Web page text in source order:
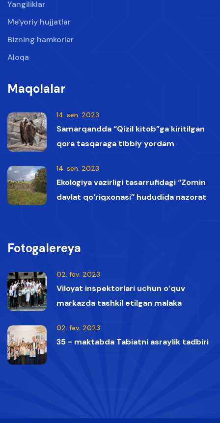
Yangiliklar
Me'yoriy hujjatlar
Bizning hamkorlar
Aloqa
Maqolalar
14. sen. 2023
Samarqandda “Qizil kitob”ga kiritilgan
qora tasqaraga tibbiy yordam
14. sen. 2023
Ekologiya vazirligi tasarrufidagi “Zomin
davlat qo‘riqxonasi” hududida nazorat
Fotogalereya
02. fev. 2023
Viloyat inspektorlari uchun o‘quv
markazda tashkil etilgan malaka
02. fev. 2023
35 - maktabda Tabiatni asraylik tadbiri